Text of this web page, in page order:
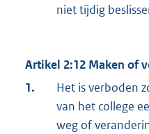
niet tijdig
Artikel 2:12 Maken of
1.
Het is verboden
van het college
weg of